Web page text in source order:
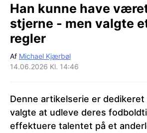
Han kunne have
stjerne - men valgte
regler
Af Michael Kjærbøl
14.06.2026 Kl. 14:46
Denne artikelserie er
valgte at udleve deres
effektuere talentet på et